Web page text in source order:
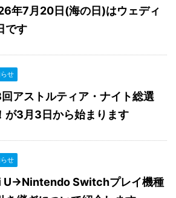
年7月20日(海の日)はウェディ
です
せ
アストルティア・ナイト総選
が3月3日から始まります
せ
U→Nintendo Switchプレイ機種